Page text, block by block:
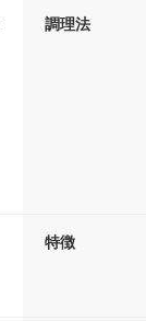
調理法
特徴